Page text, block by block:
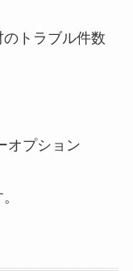
トラブル件数
オプション